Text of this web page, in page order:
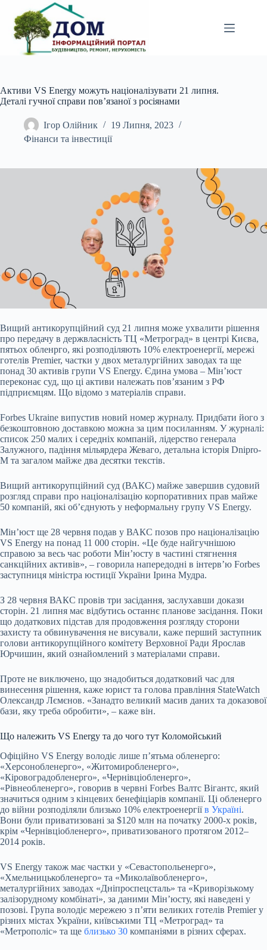
вмісту
Активи VS Energy можуть націоналізувати 21 липня.
Деталі гучної справи пов’язаної з росіянами
Ігор Олійник
19 Липня, 2023
Фінанси та інвестиції
Вищий антикорупційний суд 21 липня може ухвалити рішення
про передачу в держвласність ТЦ «Метроград» в центрі Києва,
пятьох обленрго, які розподіляють 10% електроенергії, мережі
готелів Premier, частки у двох металургійних заводах та ще
понад 30 активів групи VS Energy. Єдина умова – Мінʼюст
переконає суд, що ці активи належать повʼязаним з РФ
підприємцям. Що відомо з матеріалів справи.
Forbes Ukraine випустив новий номер журналу. Придбати його з
безкоштовною доставкою можна за цим посиланням. У журналі:
список 250 малих і середніх компаній, лідерство генерала
Залужного, падіння мільярдера Жеваго, детальна історія Dnipro-
M та загалом майже два десятки текстів.
Вищий антикорупційний суд (ВАКС) майже завершив судовий
розгляд справи про націоналізацію корпоративних прав майже
50 компаній, які обʼєднують у неформальну групу VS Energy.
Мінʼюст ще 28 червня подав у ВАКС позов про націоналізацію
VS Energy на понад 11 000 сторін. «Це буде найгучнішою
справою за весь час роботи Мін’юсту в частині стягнення
санкційних активів», – говорила напередодні в інтервʼю Forbes
заступниця міністра юстиції України Ірина Мудра.
З 28 червня ВАКС провів три засідання, заслухавши докази
сторін. 21 липня має відбутись останнє планове засідання. Поки
що додаткових підстав для продовження розгляду сторони
захисту та обвинувачення не висували, каже перший заступник
голови антикорупційного комітету Верховної Ради Ярослав
Юрчишин, який ознайомлений з матеріалами справи.
Проте не виключено, що знадобиться додатковий час для
винесення рішення, каже юрист та голова правління StateWatch
Олександр Лємєнов. «Занадто великий масив даних та доказової
бази, яку треба обробити», – каже він.
Що належить VS Energy та до чого тут Коломойський
Офіційно VS Energy володіє лише п’ятьма обленерго:
«Херсонобленерго», «Житомиробленерго»,
«Кіровоградобленерго», «Чернівціобленерго»,
«Рівнеобленерго», говорив в червні Forbes Валтс Вігантс, який
значиться одним з кінцевих бенефіціарів компанії. Ці обленерго
до війни розподіляли близько 10% електроенергіїв Україні.
Вони були приватизовані за $120 млн на початку 2000-х років,
крім «Чернівціобленерго», приватизованого протягом 2012–
2014 років.
VS Energy також має частки у «Севастопольенерго»,
«Хмельницькобленерго» та «Миколаївобленерго»,
металургійних заводах «Дніпроспецсталь» та «Криворізькому
залізорудному комбінаті», за даними Мінʼюсту, які наведені у
позові. Група володіє мережею з пʼяти великих готелів Premier у
різних містах України, київськими ТЦ «Метроград» та
«Метрополіс» та ще близько 30 компаніями в різних сферах.